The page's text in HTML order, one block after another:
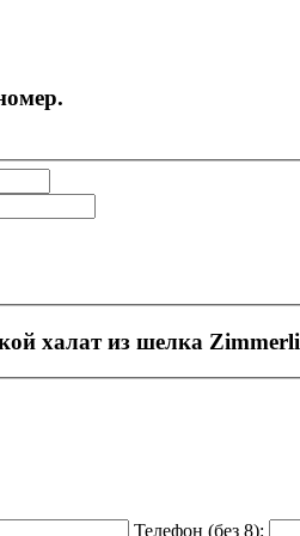
халат из шелка Zimmerli
Телефон (без 8):